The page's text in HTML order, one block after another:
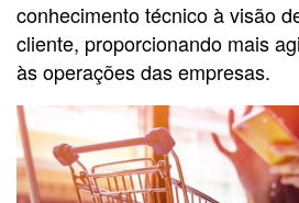
conhecimento técnico à visão
cliente, proporcionando mais
às operações das empresas.